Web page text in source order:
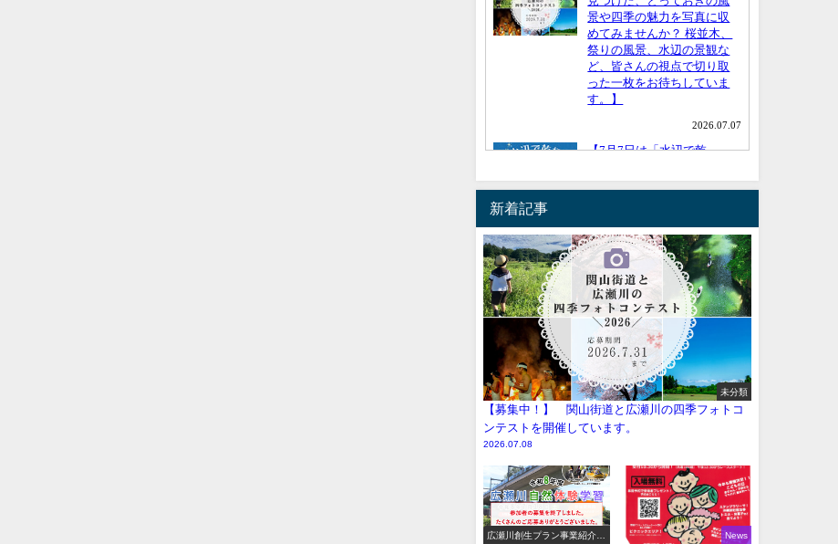
新着記事
未分類
【募集中！】 関山街道と広瀬川の四季フォトコ
ンテストを開催しています。
2026.07.08
広瀬川創生プラン事業紹介
News